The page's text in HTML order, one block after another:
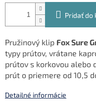
Pridať do
Pružinový klip Fox Sure
typy prútov, vrátane
prútov s korkovou alebo
prút o priemere od 10,5
Detailné informácie